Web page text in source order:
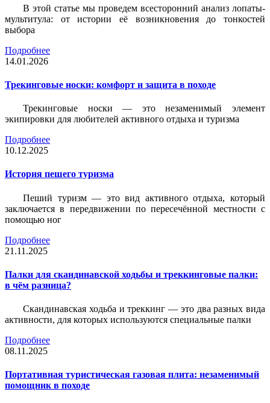
В этой статье мы проведем всесторонний анализ лопаты-
мультитула: от истории её возникновения до тонкостей
выбора
Подробнее
14.01.2026
Трекинговые носки: комфорт и защита в походе
Трекинговые носки — это незаменимый элемент
экипировки для любителей активного отдыха и туризма
Подробнее
10.12.2025
История пешего туризма
Пеший туризм — это вид активного отдыха, который
заключается в передвижении по пересечённой местности с
помощью ног
Подробнее
21.11.2025
Палки для скандинавской ходьбы и треккинговые палки:
в чём разница?
Скандинавская ходьба и треккинг — это два разных вида
активности, для которых используются специальные палки
Подробнее
08.11.2025
Портативная туристическая газовая плита: незаменимый
помощник в походе